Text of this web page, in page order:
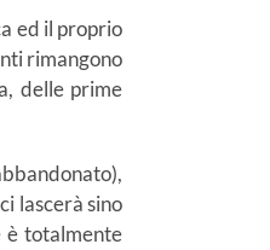
ed il proprio
rimangono
delle prime
lascerà sino
è totalmente